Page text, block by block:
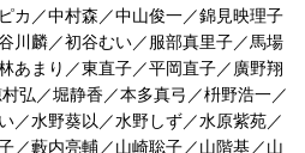
カ／中村森／中山俊一／錦見映理子
川麟／初谷むい／服部真里子／馬場
あまり／東直子／平岡直子／廣野翔
弘／堀静香／本多真弓／枡野浩一／
／水野葵以／水野しず／水原紫苑／
／藪内亮輔／山崎聡子／山階基／山